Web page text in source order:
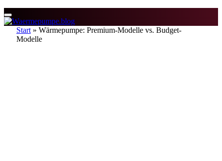
Start » Wärmepumpe: Premium-Modelle vs. Budget-
Modelle